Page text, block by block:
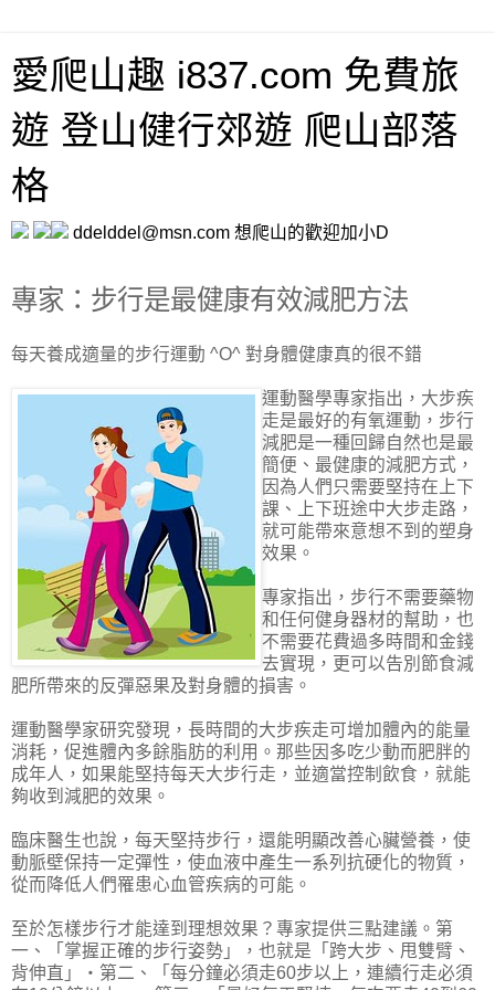
愛爬山趣 i837.com 免費旅
遊 登山健行郊遊 爬山部落
格
ddelddel@msn.com 想爬山的歡迎加小D
專家：步行是最健康有效減肥方法
每天養成適量的步行運動 ^O^ 對身體健康真的很不錯
運動醫學專家指出，大步疾
走是最好的有氧運動，步行
減肥是一種回歸自然也是最
簡便、最健康的減肥方式，
因為人們只需要堅持在上下
課、上下班途中大步走路，
就可能帶來意想不到的塑身
效果。
專家指出，步行不需要藥物
和任何健身器材的幫助，也
不需要花費過多時間和金錢
去實現，更可以告別節食減
肥所帶來的反彈惡果及對身體的損害。
運動醫學家研究發現，長時間的大步疾走可增加體內的能量
消耗，促進體內多餘脂肪的利用。那些因多吃少動而肥胖的
成年人，如果能堅持每天大步行走，並適當控制飲食，就能
夠收到減肥的效果。
臨床醫生也說，每天堅持步行，還能明顯改善心臟營養，使
動脈壁保持一定彈性，使血液中產生一系列抗硬化的物質，
從而降低人們罹患心血管疾病的可能。
至於怎樣步行才能達到理想效果？專家提供三點建議。第
一、「掌握正確的步行姿勢」，也就是「跨大步、甩雙臂、
背伸直」‧第二、「每分鐘必須走60步以上，連續行走必須